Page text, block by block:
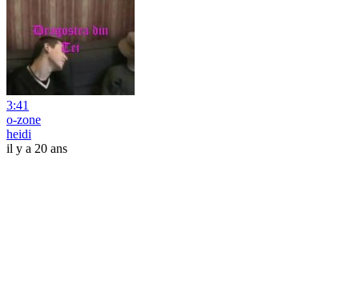
3:41
o-zone
heidi
il y a 20 ans